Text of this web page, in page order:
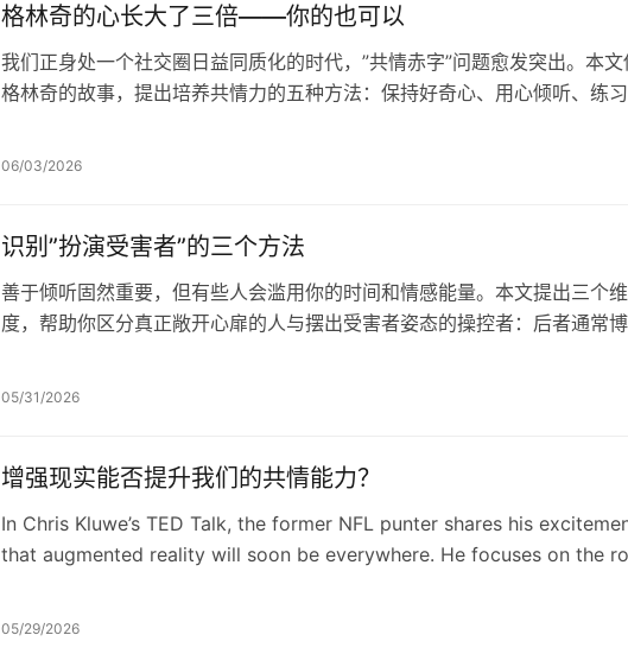
格林奇的心长大了三倍——你的也可以
我们正身处一个社交圈日益同质化的时代，”共情赤字”问题愈发突出。本文
格林奇的故事，提出培养共情力的五种方法：保持好奇心、用心倾听、练
06/03/2026
识别”扮演受害者”的三个方法
善于倾听固然重要，但有些人会滥用你的时间和情感能量。本文提出三个维
度，帮助你区分真正敞开心扉的人与摆出受害者姿态的操控者：后者通常
05/31/2026
增强现实能否提升我们的共情能力？
In Chris Kluwe’s TED Talk, the former NFL punter shares his
that augmented reality will soon be everywhere. He focuses on the
05/29/2026